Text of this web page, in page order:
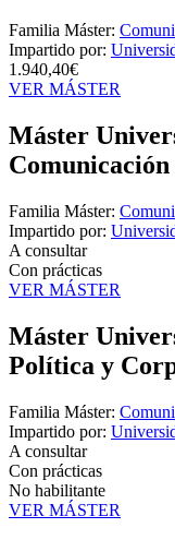
Familia Máster:
Impartido por:
1.940,40€
VER MÁSTER
Máster
Familia Máster:
Impartido por:
A consultar
Con prácticas
VER MÁSTER
Máster
Política y
Familia Máster:
Impartido por:
A consultar
Con prácticas
No habilitante
VER MÁSTER